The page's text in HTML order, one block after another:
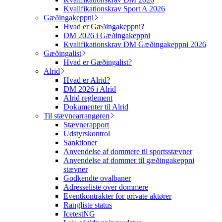
Kvalifikationskrav Sport A 2026
Gæðingakeppni
Hvad er Gæðingakeppni?
DM 2026 i Gæðingakeppni
Kvalifikationskrav DM Gæðingakeppni 2026
Gæðingalist
Hvad er Gæðingalist?
Alrid
Hvad er Alrid?
DM 2026 i Alrid
Alrid reglement
Dokumenter til Alrid
Til stævnearrangøren
Stævnerapport
Udstyrskontrol
Sanktioner
Anvendelse af dommere til sportsstævner
Anvendelse af dommer til gæðingakeppni
stævner
Godkendte ovalbaner
Adresseliste over dommere
Eventkontrakter for private aktører
Rangliste status
IcetestNG